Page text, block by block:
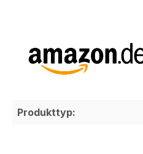
Produkttyp: